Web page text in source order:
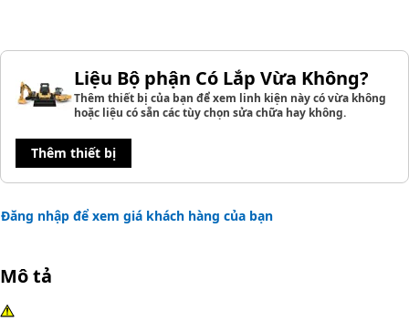
Liệu Bộ phận Có Lắp Vừa Không?
Thêm thiết bị của bạn để xem linh kiện này có vừa không
hoặc liệu có sẵn các tùy chọn sửa chữa hay không.
Thêm thiết bị
Đăng nhập để xem giá khách hàng của bạn
Mô tả